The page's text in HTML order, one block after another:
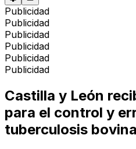
Publicidad
Publicidad
Publicidad
Publicidad
Publicidad
Publicidad
Castilla y León
para el control y
tuberculosis bovina